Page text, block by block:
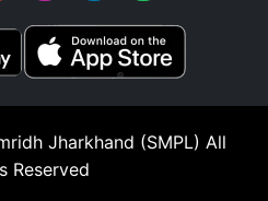
Jharkhand (SMPL) All
Reserved